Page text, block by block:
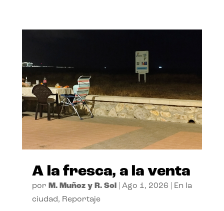
A la fresca, a la venta
por M. Muñoz y R. Sol Ago 1, 2026
En la
ciudad, Reportaje